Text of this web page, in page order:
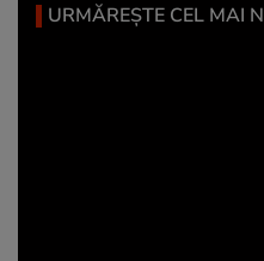
URMĂREȘTE CEL MAI